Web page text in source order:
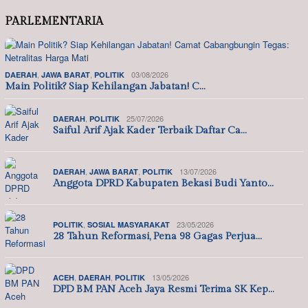
PARLEMENTARIA
DAERAH JAWA BARAT POLITIK 03/08/2026
Main Politik? Siap Kehilangan Jabatan! C…
DAERAH POLITIK 25/07/2026
Saiful Arif Ajak Kader Terbaik Daftar Ca…
DAERAH JAWA BARAT POLITIK 13/07/2026
Anggota DPRD Kabupaten Bekasi Budi Yanto…
POLITIK SOSIAL MASYARAKAT 23/05/2026
28 Tahun Reformasi, Pena 98 Gagas Perjua…
ACEH DAERAH POLITIK 13/05/2026
DPD BM PAN Aceh Jaya Resmi Terima SK Kep…